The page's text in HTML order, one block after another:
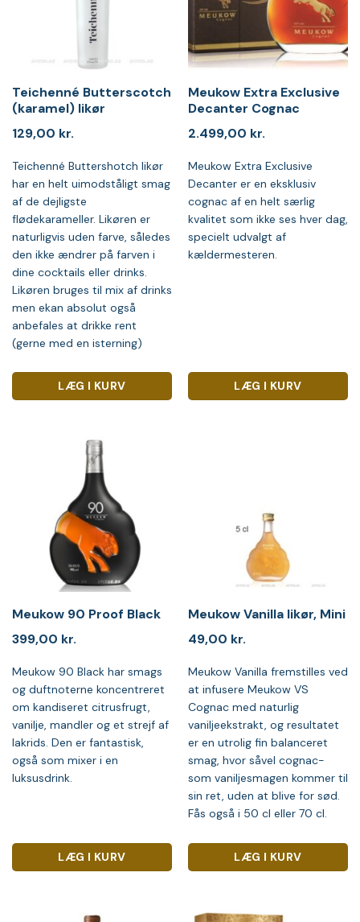
Teichenné Butterscotch
(karamel) likør
129,00 kr.
Teichenné Buttershotch likør
har en helt uimodståligt smag
af de dejligste
flødekarameller. Likøren er
naturligvis uden farve, således
den ikke ændrer på farven i
dine cocktails eller drinks.
Likøren bruges til mix af drinks
men ekan absolut også
anbefales at drikke rent
(gerne med en isterning)
LÆG I KURV
Meukow Extra Exclusive
Decanter Cognac
2.499,00 kr.
Meukow Extra Exclusive
Decanter er en eksklusiv
cognac af en helt særlig
kvalitet som ikke ses hver dag,
specielt udvalgt af
kældermesteren.
LÆG I KURV
Meukow 90 Proof Black
399,00 kr.
Meukow 90 Black har smags
og duftnoterne koncentreret
om kandiseret citrusfrugt,
vanilje, mandler og et strejf af
lakrids. Den er fantastisk,
også som mixer i en
luksusdrink.
LÆG I KURV
Meukow Vanilla likør, Mini
49,00 kr.
Meukow Vanilla fremstilles ved
at infusere Meukow VS
Cognac med naturlig
vaniljeekstrakt, og resultatet
er en utrolig fin balanceret
smag, hvor såvel cognac-
som vaniljesmagen kommer til
sin ret, uden at blive for sød.
Fås også i 50 cl eller 70 cl.
LÆG I KURV